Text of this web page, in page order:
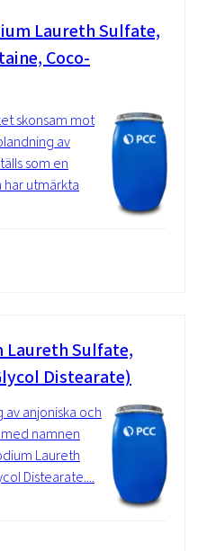
Laureth Sulfate,
Coco-
skonsam mot
av
som en
har utmärkta
Laureth Sulfate,
Distearate)
av anjoniska och
namnen
Laureth
Distearate....